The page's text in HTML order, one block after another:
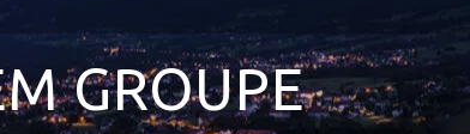
GROUPE